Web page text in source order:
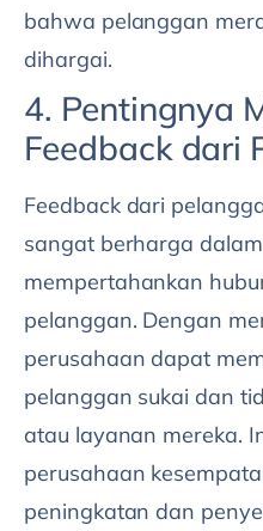
bahwa pelanggan
dihargai.
4. Pentingnya
Feedback dari
Feedback dari
sangat berharga
mempertahankan
pelanggan. Dengan
perusahaan dapat
pelanggan sukai dan
atau layanan mereka.
perusahaan
peningkatan dan